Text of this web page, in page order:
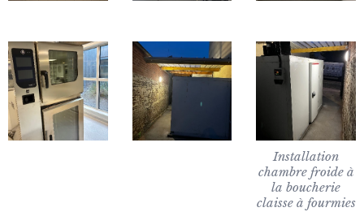
Installation
chambre froide à
la boucherie
claisse à fourmies